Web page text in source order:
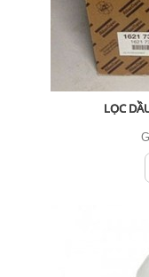
LỌC